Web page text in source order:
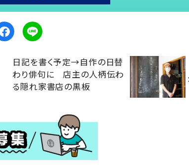
日記を書く予定→自作の日替
わり俳句に 店主の人柄伝わ
る隠れ家書店の黒板